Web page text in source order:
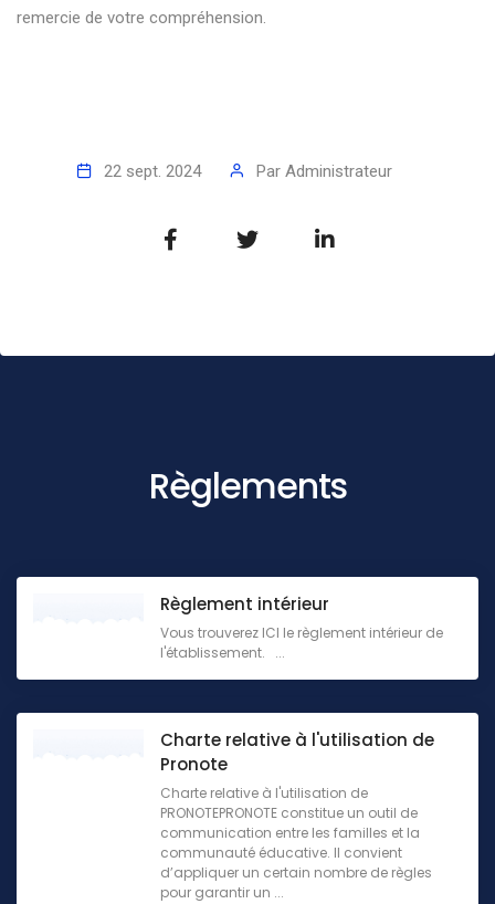
remercie de votre compréhension.
22 sept. 2024 Par Administrateur
Règlements
Règlement intérieur
Vous trouverez ICI le règlement intérieur de
l'établissement. ...
Charte relative à l'utilisation de
Pronote
Charte relative à l'utilisation de
PRONOTEPRONOTE constitue un outil de
communication entre les familles et la
communauté éducative. Il convient
d’appliquer un certain nombre de règles
pour garantir un ...